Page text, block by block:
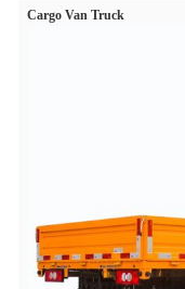
Cargo Van Truck